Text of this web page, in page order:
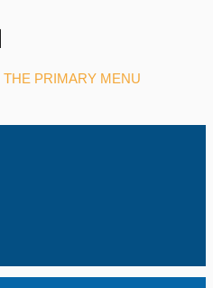
PRIMARY MENU